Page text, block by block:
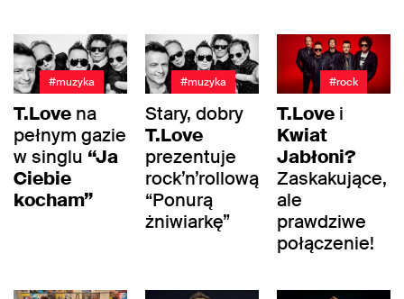
#muzyka
T.Love na
pełnym gazie
w singlu “Ja
Ciebie
kocham”
#muzyka
Stary, dobry
T.Love
prezentuje
rock’n’rollową
“Ponurą
żniwiarkę”
#rock
T.Love i
Kwiat
Jabłoni?
Zaskakujące,
ale
prawdziwe
połączenie!